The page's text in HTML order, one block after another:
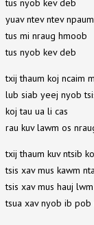
tus nyob kev deb
yuav ntev ntev
tus mi nraug hmoob
tus nyob kev deb
txij thaum koj ncaim
lub siab yeej nyob
koj tau ua li cas
rau kuv lawm os
txij thaum kuv ntsib
tsis xav mus kawm
tsis xav mus hauj lwm
tsua xav nyob ib